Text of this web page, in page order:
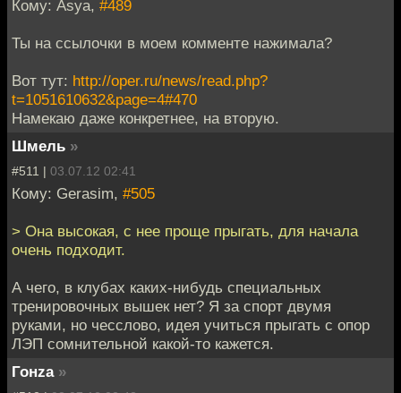
Кому: Asya, #489
Ты на ссылочки в моем комменте нажимала?
Вот тут: http://oper.ru/news/read.php?
t=1051610632&page=4#470
Намекаю даже конкретнее, на вторую.
Шмель »
#511 | 03.07.12 02:41
Кому: Gerasim, #505
> Она высокая, с нее проще прыгать, для начала
очень подходит.
А чего, в клубах каких-нибудь специальных
тренировочных вышек нет? Я за спорт двумя
руками, но чесслово, идея учиться прыгать с опор
ЛЭП сомнительной какой-то кажется.
Гонzа »